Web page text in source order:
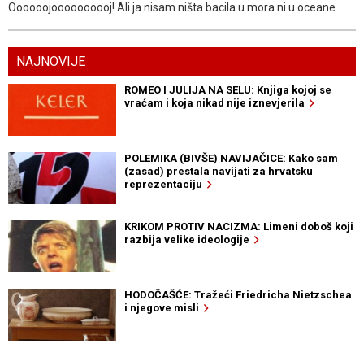
Oooooojoooooooooj! Ali ja nisam ništa bacila u mora ni u oceane
NAJNOVIJE
ROMEO I JULIJA NA SELU: Knjiga kojoj se
vraćam i koja nikad nije iznevjerila
POLEMIKA (BIVŠE) NAVIJAČICE: Kako sam
(zasad) prestala navijati za hrvatsku
reprezentaciju
KRIKOM PROTIV NACIZMA: Limeni doboš koji
razbija velike ideologije
HODOČAŠĆE: Tražeći Friedricha Nietzschea
i njegove misli